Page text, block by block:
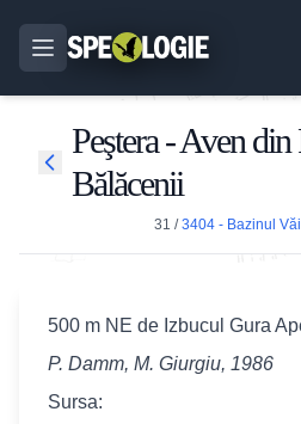
Peştera - Aven din
Bălăcenii
31 /3404 - Bazinul
500 m NE de Izbucul Gura
P. Damm, M. Giurgiu, 1986
Sursa: